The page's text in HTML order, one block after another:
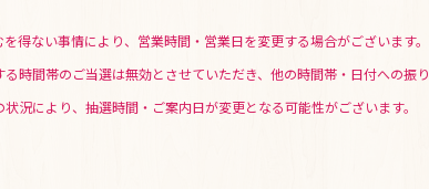
得ない事情により、営業時間・営業日を変更する場合がございます。
時間帯のご当選は無効とさせていただき、他の時間帯・日付への振
況により、抽選時間・ご案内日が変更となる可能性がございます。